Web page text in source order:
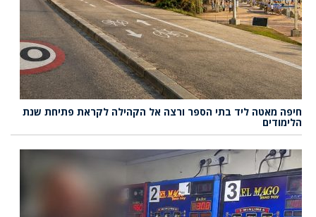
חיפה מאטה ליד בתי הספר ורצה אל הקהילה לקראת פתיחת שנת
הלימודים